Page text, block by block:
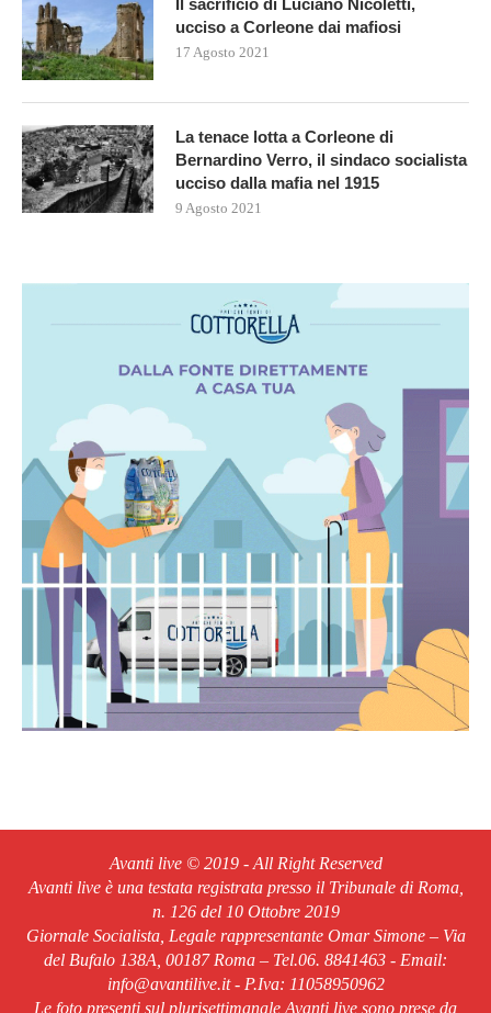
ucciso a Corleone dai mafiosi
17 Agosto 2021
La tenace lotta a Corleone di
Bernardino Verro, il sindaco socialista
ucciso dalla mafia nel 1915
9 Agosto 2021
Avanti live © 2019 - All Right Reserved
Avanti live è una testata registrata presso il Tribunale di Roma,
n. 126 del 10 Ottobre 2019
Giornale Socialista, Legale rappresentante Omar Simone – Via
del Bufalo 138A, 00187 Roma – Tel.06. 8841463 - Email:
info@avantilive.it - P.Iva: 11058950962
Le foto presenti sul plurisettimanale Avanti live sono prese da